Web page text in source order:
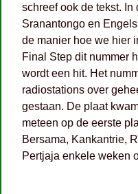
schreef ook de tekst.
Sranantongo en
de manier hoe we hier
Final Step dit nummer
wordt een hit. Het
radiostations over
gestaan. De plaat
meteen op de eerste
Bersama, Kankantrie,
Pertjaja enkele weken